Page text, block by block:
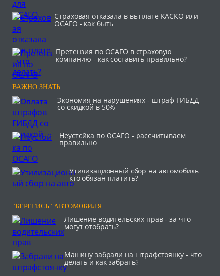
Страховая отказала в выплате КАСКО или
ОСАГО - как быть
Претензия по ОСАГО в страховую
компанию - как составить правильно?
ВАЖНО ЗНАТЬ
Экономия на нарушениях - штраф ГИБДД
со скидкой в 50%
Неустойка по ОСАГО - рассчитываем
правильно
Утилизационный сбор на автомобиль –
кто обязан платить?
"БЕРЕГИСЬ" АВТОМОБИЛЯ
Лишение водительских прав - за что
могут отобрать?
Машину забрали на штрафстоянку - что
делать и как забрать?